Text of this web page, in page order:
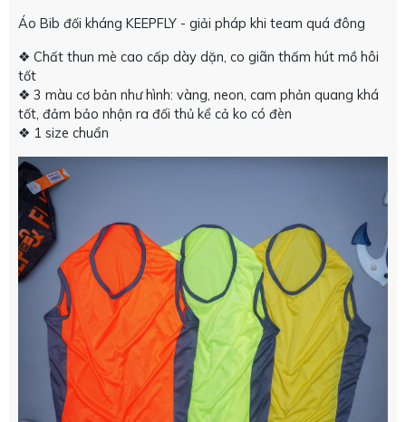
Áo Bib đối kháng KEEPFLY - giải pháp khi team quá đông
❖ Chất thun mè cao cấp dày dặn, co giãn thấm hút mồ hôi
tốt
❖ 3 màu cơ bản như hình: vàng, neon, cam phản quang khá
tốt, đảm bảo nhận ra đối thủ kể cả ko có đèn
❖ 1 size chuẩn